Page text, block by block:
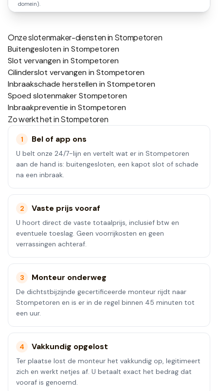
domein).
Onze slotenmaker-diensten in Stompetoren
Buitengesloten in Stompetoren
Slot vervangen in Stompetoren
Cilinderslot vervangen in Stompetoren
Inbraakschade herstellen in Stompetoren
Spoed slotenmaker Stompetoren
Inbraakpreventie in Stompetoren
Zo werkt het inStompetoren
1 Bel of app ons
U belt onze 24/7-lijn en vertelt wat er in Stompetoren
aan de hand is: buitengesloten, een kapot slot of schade
na een inbraak.
2 Vaste prijs vooraf
U hoort direct de vaste totaalprijs, inclusief btw en
eventuele toeslag. Geen voorrijkosten en geen
verrassingen achteraf.
3 Monteur onderweg
De dichtstbijzijnde gecertificeerde monteur rijdt naar
Stompetoren en is er in de regel binnen 45 minuten tot
een uur.
4 Vakkundig opgelost
Ter plaatse lost de monteur het vakkundig op, legitimeert
zich en werkt netjes af. U betaalt exact het bedrag dat
vooraf is genoemd.